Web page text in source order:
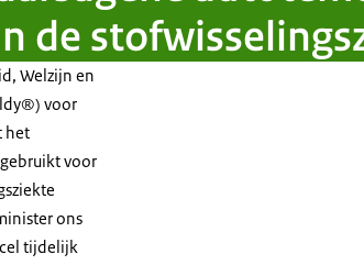
de
Welzijn en
voor
het
voor
ons
tijdelijk